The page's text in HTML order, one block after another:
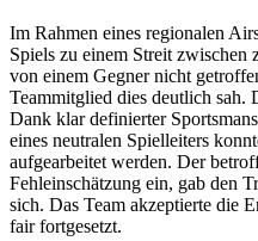
Im Rahmen eines regionalen
Spiels zu einem Streit zwischen
von einem Gegner nicht
Teammitglied dies deutlich sah.
Dank klar definierter
eines neutralen Spielleiters
aufgearbeitet werden. Der
Fehleinschätzung ein, gab den
sich. Das Team akzeptierte die
fair fortgesetzt.